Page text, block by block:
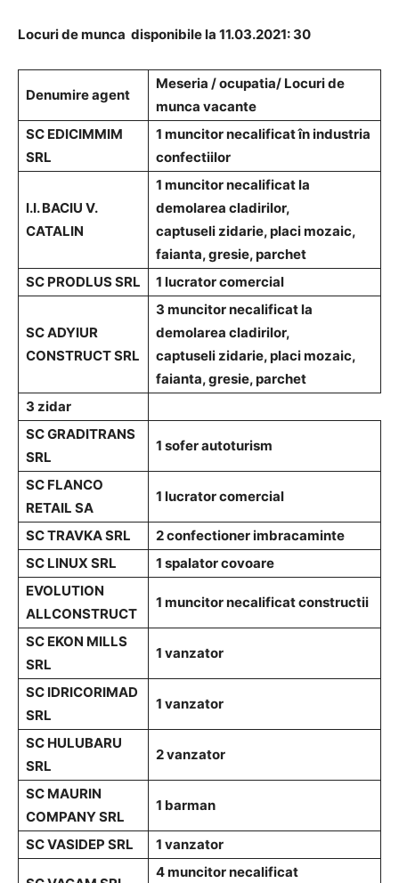
Locuri de munca disponibile la 11.03.2021: 30
Denumire agent
Meseria / ocupatia/ Locuri de
munca vacante
SC EDICIMMIM
SRL
1 muncitor necalificat în industria
confectiilor
I.I. BACIU V.
CATALIN
1 muncitor necalificat la
demolarea cladirilor,
captuseli zidarie, placi mozaic,
faianta, gresie, parchet
SC PRODLUS SRL
1 lucrator comercial
SC ADYIUR
CONSTRUCT SRL
3 muncitor necalificat la
demolarea cladirilor,
captuseli zidarie, placi mozaic,
faianta, gresie, parchet
3 zidar
SC GRADITRANS
SRL
1 sofer autoturism
SC FLANCO
RETAIL SA
1 lucrator comercial
SC TRAVKA SRL
2 confectioner imbracaminte
SC LINUX SRL
1 spalator covoare
EVOLUTION
ALLCONSTRUCT
1 muncitor necalificat constructii
SC EKON MILLS
SRL
1 vanzator
SC IDRICORIMAD
SRL
1 vanzator
SC HULUBARU
SRL
2 vanzator
SC MAURIN
COMPANY SRL
1 barman
SC VASIDEP SRL 1 vanzator
4 muncitor necalificat